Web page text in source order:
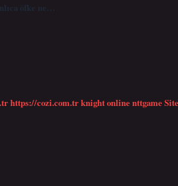
öfke ne…
https://cozi.com.trknight onlinenttgame